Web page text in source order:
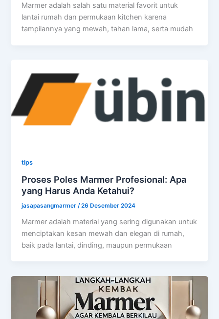
Marmer adalah salah satu material favorit untuk
lantai rumah dan permukaan kitchen karena
tampilannya yang mewah, tahan lama, serta mudah
tips
Proses Poles Marmer Profesional: Apa
yang Harus Anda Ketahui?
jasapasangmarmer /26 Desember 2024
Marmer adalah material yang sering digunakan untuk
menciptakan kesan mewah dan elegan di rumah,
baik pada lantai, dinding, maupun permukaan